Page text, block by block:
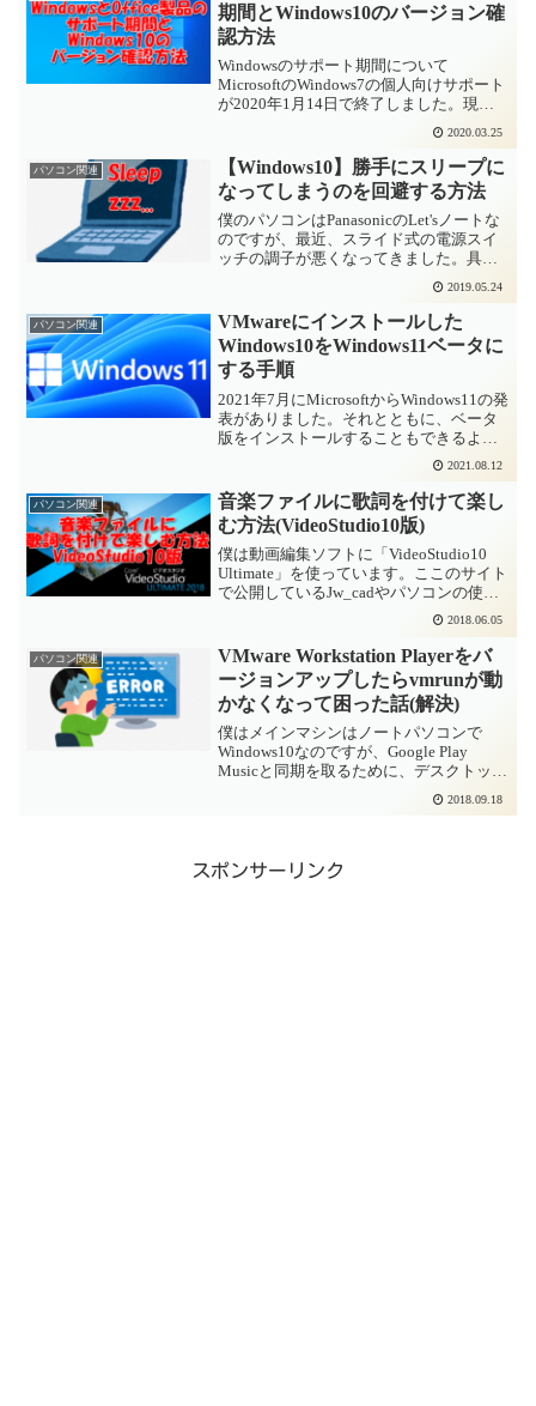
期間とWindows10のバージョン確
認方法
Windowsのサポート期間について
MicrosoftのWindows7の個人向けサポート
が2020年1月14日で終了しました。現在
サポートされているWindowsのバージョ
ンとサポート期間は以下のとおりです。
OS名サポート終了予定日Win...
2020.03.25
パソコン関連
【Windows10】勝手にスリープに
なってしまうのを回避する方法
僕のパソコンはPanasonicのLet'sノートな
のですが、最近、スライド式の電源スイ
ッチの調子が悪くなってきました。具体
的には、電源OFFの状態からスライドし
てONにしようとしても、たまにONにな
らないことがあって・・・このままだと
いつ...
2019.05.24
パソコン関連
VMwareにインストールした
Windows10をWindows11ベータに
する手順
2021年7月にMicrosoftからWindows11の発
表がありました。それとともに、ベータ
版をインストールすることもできるよう
になりました。とはいえ、本番環境をベ
ータ版にするのはちょっと恐いので、
VMWareにインストールしたWind...
2021.08.12
パソコン関連
音楽ファイルに歌詞を付けて楽し
む方法(VideoStudio10版)
僕は動画編集ソフトに「VideoStudio10
Ultimate」を使っています。ここのサイト
で公開しているJw_cadやパソコンの使い
方動画はこのソフトで作っていますが、
まだまだ全然使いこなしていません。そ
こで、今回は勉強を兼ねて、ミュ...
2018.06.05
パソコン関連
VMware Workstation Playerをバ
ージョンアップしたらvmrunが動
かなくなって困った話(解決)
僕はメインマシンはノートパソコンで
Windows10なのですが、Google Play
Musicと同期を取るために、デスクトップ
パソコンにVMwareという仮想化ソフトを
入れて、別のWindowsOSを動かしていま
2018.09.18
スポンサーリンク